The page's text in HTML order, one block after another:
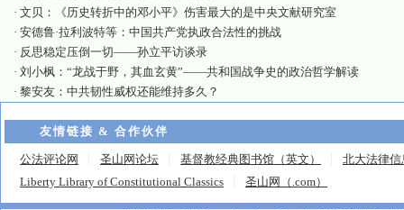
· 文贝：《历史转折中的邓小平》伤害最大的是中央文献研究室
· 安德鲁·拉利波特等：中国共产党执政合法性的挑战
· 反思稳定压倒一切——孙立平访谈录
· 刘小枫：“龙战于野，其血玄黄”——共和国战争史的政治哲学解读
· 黎安友：中共韧性威权还能维持多久？
友情链接 & 合作伙伴
公法评论网 圣山网论坛 基督教经典图书馆（英文）
北大法律信
Liberty Library of Constitutional Classics
圣山网（.com）